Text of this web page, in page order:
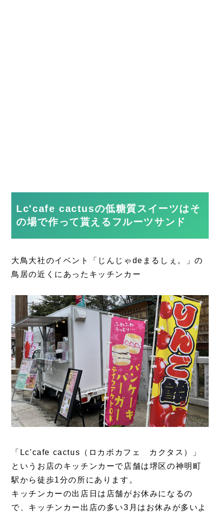
Lc'cafe cactusの低糖質スイーツはそ
の場で作って貰えるフルーツサンド
大鳥大社のイベント「じんじゃdeまるしぇ。」の
鳥居の近くにあったキッチンカー
「Lc'cafe cactus（ロカボカフェ カクタス）」
というお店のキッチンカーで店舗は堺区の神明町
駅から徒歩1分の所にあります。
キッチンカーの出店日は店舗がお休みになるの
で、キッチンカー出店の多い3月はお休みが多いよ